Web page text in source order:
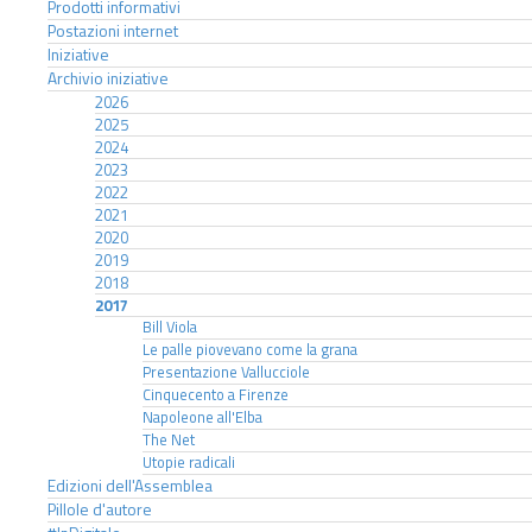
Prodotti informativi
Postazioni internet
Iniziative
Archivio iniziative
2026
2025
2024
2023
2022
2021
2020
2019
2018
2017
Bill Viola
Le palle piovevano come la grana
Presentazione Vallucciole
Cinquecento a Firenze
Napoleone all'Elba
The Net
Utopie radicali
Edizioni dell'Assemblea
Pillole d'autore